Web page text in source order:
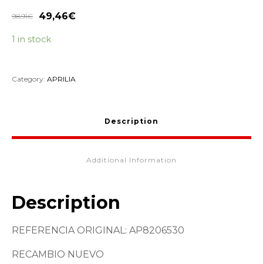
98,91€ 49,46€
1 in stock
Category: APRILIA
Description
Additional Information
Description
REFERENCIA ORIGINAL: AP8206530
RECAMBIO NUEVO